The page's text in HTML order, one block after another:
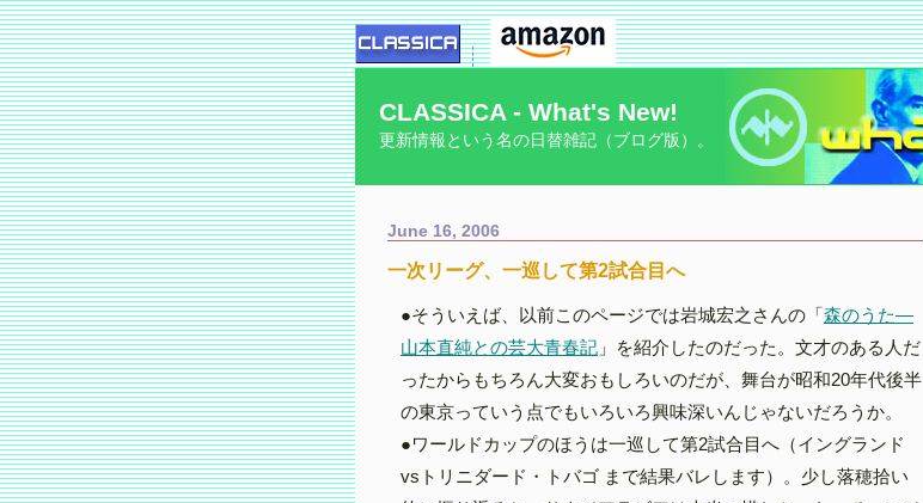
CLASSICA - What's New!
更新情報という名の日替雑記（ブログ版）。
June 16, 2006
一次リーグ、一巡して第2試合目へ
●そういえば、以前このページでは岩城宏之さんの「森のうた―
山本直純との芸大青春記 」を紹介したのだった。文才のある人だ
ったからもちろん大変おもしろいのだが、舞台が昭和20年代後半
の東京っていう点でもいろいろ興味深いんじゃないだろうか。
●ワールドカップのほうは一巡して第2試合目へ（イングランド
vsトリニダード・トバゴ まで結果バレします）。少し落穂拾い